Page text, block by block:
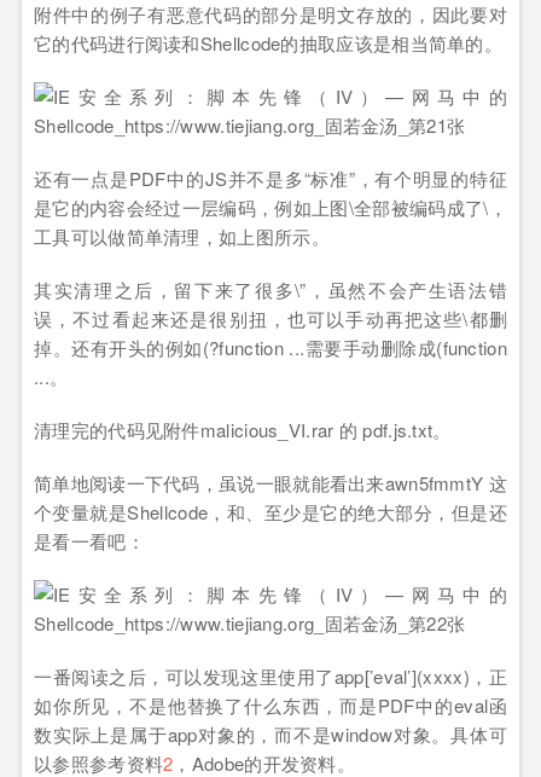
附件中的例子有恶意代码的部分是明文存放的，因此要对
它的代码进行阅读和Shellcode的抽取应该是相当简单的。
还有一点是PDF中的JS并不是多“标准”，有个明显的特征
是它的内容会经过一层编码，例如上图\全部被编码成了\，
工具可以做简单清理，如上图所示。
其实清理之后，留下来了很多\”，虽然不会产生语法错
误，不过看起来还是很别扭，也可以手动再把这些\都删
掉。还有开头的例如(?function ...需要手动删除成(function
...。
清理完的代码见附件malicious_VI.rar 的 pdf.js.txt。
简单地阅读一下代码，虽说一眼就能看出来awn5fmmtY 这
个变量就是Shellcode，和、至少是它的绝大部分，但是还
是看一看吧：
一番阅读之后，可以发现这里使用了app[’eval’](xxxx)，正
如你所见，不是他替换了什么东西，而是PDF中的eval函
数实际上是属于app对象的，而不是window对象。具体可
以参照参考资料2 ，Adobe的开发资料。